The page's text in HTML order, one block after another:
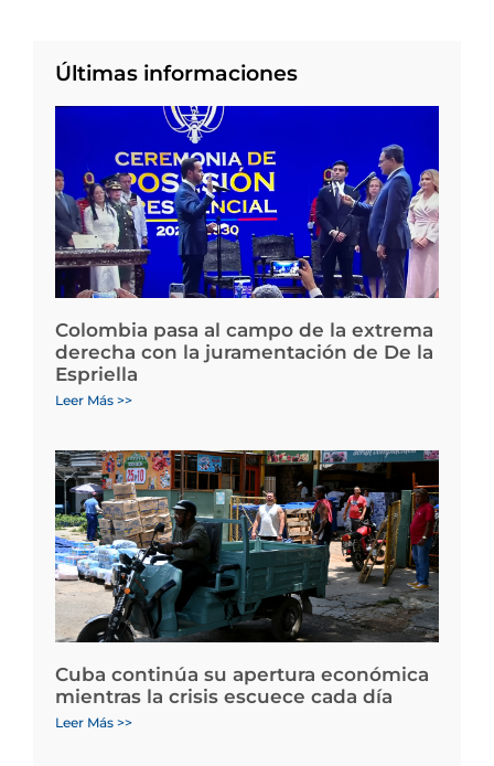
Últimas informaciones
Colombia pasa al campo de la extrema
derecha con la juramentación de De la
Espriella
Leer Más >>
Cuba continúa su apertura económica
mientras la crisis escuece cada día
Leer Más >>